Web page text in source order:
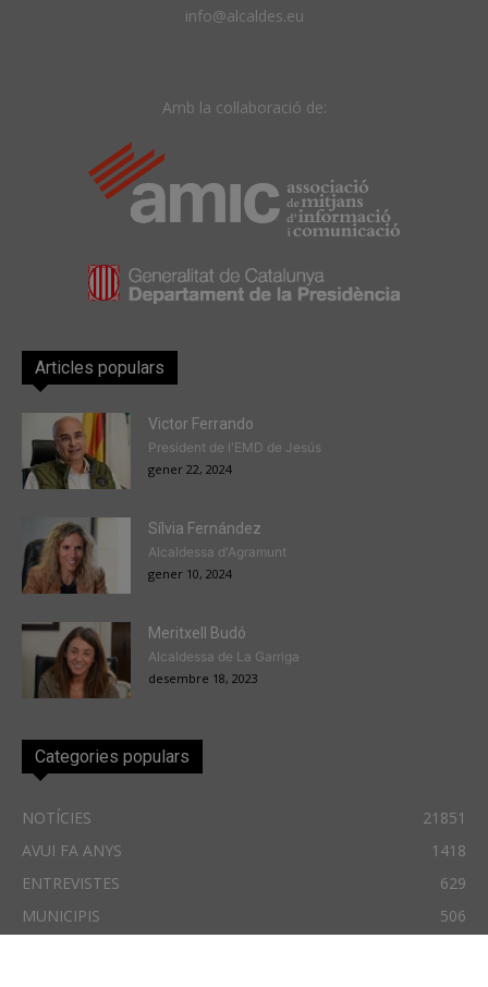
info@alcaldes.eu
Amb la col·laboració de:
Articles populars
Victor Ferrando
President de l'EMD de Jesús
gener 22, 2024
Sílvia Fernández
Alcaldessa d'Agramunt
gener 10, 2024
Meritxell Budó
Alcaldessa de La Garriga
desembre 18, 2023
Categories populars
NOTÍCIES
21851
AVUI FA ANYS
1418
ENTREVISTES
629
MUNICIPIS
506